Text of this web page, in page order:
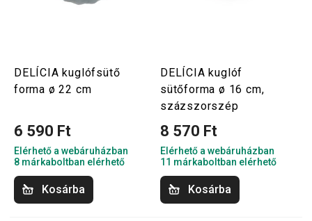
DELÍCIA kuglófsütő
forma ø 22 cm
6 590 Ft
Elérhető a webáruházban
8 márkaboltban elérhető
Kosárba
DELÍCIA kuglóf
sütőforma ø 16 cm,
százszorszép
8 570 Ft
Elérhető a webáruházban
11 márkaboltban elérhető
Kosárba